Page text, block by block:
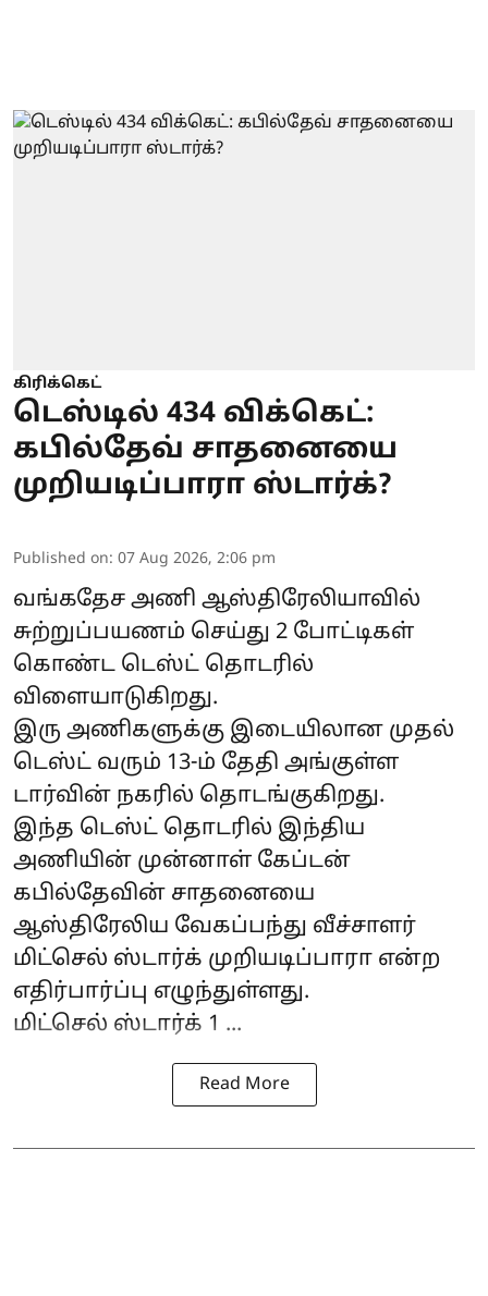
கிரிக்கெட்
டெஸ்டில் 434 விக்கெட்:
கபில்தேவ் சாதனையை
முறியடிப்பாரா ஸ்டார்க்?
Published on: 07 Aug 2026, 2:06 pm
வங்கதேச அணி ஆஸ்திரேலியாவில்
சுற்றுப்பயணம் செய்து 2 போட்டிகள்
கொண்ட டெஸ்ட் தொடரில்
விளையாடுகிறது.
இரு அணிகளுக்கு இடையிலான முதல்
டெஸ்ட் வரும் 13-ம் தேதி அங்குள்ள
டார்வின் நகரில் தொடங்குகிறது.
இந்த டெஸ்ட் தொடரில் இந்திய
அணியின் முன்னாள் கேப்டன்
கபில்தேவின் சாதனையை
ஆஸ்திரேலிய வேகப்பந்து வீச்சாளர்
மிட்செல் ஸ்டார்க் முறியடிப்பாரா என்ற
எதிர்பார்ப்பு எழுந்துள்ளது.
மிட்செல் ஸ்டார்க் 1 ...
Read More